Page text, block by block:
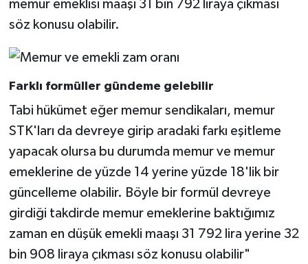
memur emeklisi maaşı 31 bin 792 liraya çıkması
söz konusu olabilir.
Farklı formüller gündeme gelebilir
Tabi hükümet eğer memur sendikaları, memur
STK'ları da devreye girip aradaki farkı eşitleme
yapacak olursa bu durumda memur ve memur
emeklerine de yüzde 14 yerine yüzde 18'lik bir
güncelleme olabilir. Böyle bir formül devreye
girdiği takdirde memur emeklerine baktığımız
zaman en düşük emekli maaşı 31 792 lira yerine 32
bin 908 liraya çıkması söz konusu olabilir"